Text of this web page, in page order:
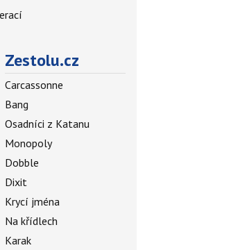
Zestolu.cz
Carcassonne
Bang
Osadníci z Katanu
Monopoly
Dobble
Dixit
Krycí jména
Na křídlech
Karak